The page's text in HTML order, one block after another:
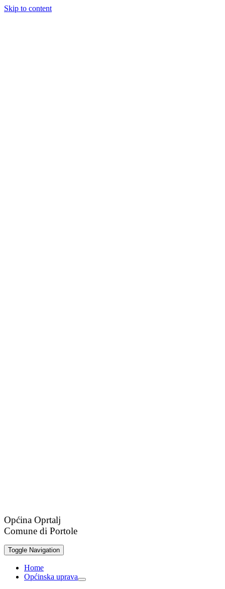
Skip to content
Općina Oprtalj
Comune di Portole
Toggle Navigation
Home
Općinska uprava